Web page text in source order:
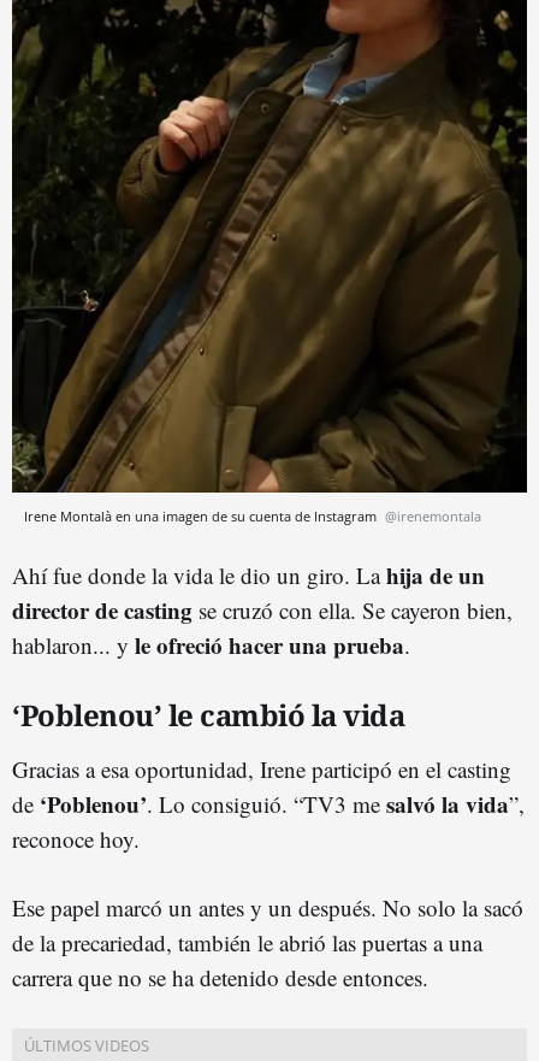
Irene Montalà en una imagen de su cuenta de Instagram @irenemontala
Ahí fue donde la vida le dio un giro. Lahija de un
director de casting se cruzó con ella. Se cayeron bien,
hablaron... y le ofreció hacer una prueba.
‘Poblenou’ le cambió la vida
Gracias a esa oportunidad, Irene participó en el casting
de ‘Poblenou’. Lo consiguió. “TV3 me salvó la vida”,
reconoce hoy.
Ese papel marcó un antes y un después. No solo la sacó
de la precariedad, también le abrió las puertas a una
carrera que no se ha detenido desde entonces.